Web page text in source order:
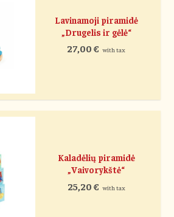
Lavinamoji piramidė
„Drugelis ir gėlė“
27,00€ with tax
Kaladėlių piramidė
„Vaivorykštė“
25,20 € with tax